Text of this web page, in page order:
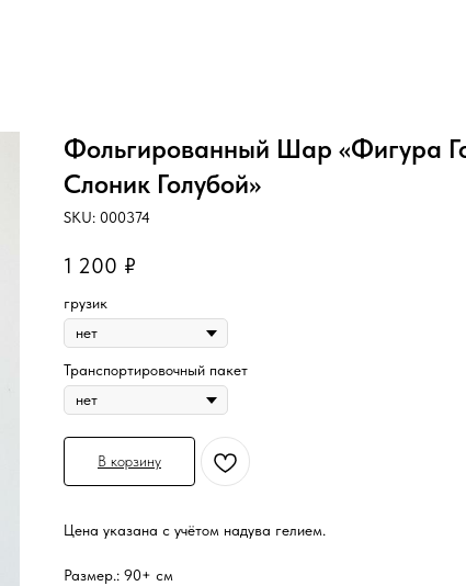
Фольгированный Шар «Фигура
Слоник Голубой»
SKU: 000374
1 200 ₽
грузик
Транспортировочный пакет
В корзину
Цена указана с учётом надува гелием.
Размер.: 90+ см